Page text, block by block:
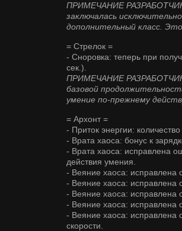
ПРИМЕЧАНИЕ
заключалась
дополнительный класс.
= Стрелок =
- Сноровка: теперь при
сек.).
ПРИМЕЧАНИЕ
базовой
умение по-прежнему
= Архонт =
- Приток энергии:
- Врата хаоса: бонус к
- Врата хаоса: исправлена
действия умения.
- Веяние хаоса: исправлена
- Веяние хаоса: исправлена
- Веяние хаоса: исправлена
- Веяние хаоса: исправлена
- Веяние хаоса: исправлена
скорости.